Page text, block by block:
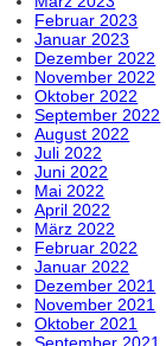
Februar 2023
Januar 2023
Dezember 2022
November 2022
Oktober 2022
September 2022
August 2022
Juli 2022
Juni 2022
Mai 2022
April 2022
März 2022
Februar 2022
Januar 2022
Dezember 2021
November 2021
Oktober 2021